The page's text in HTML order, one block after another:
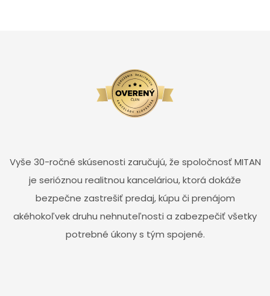
Vyše 30-ročné skúsenosti zaručujú, že spoločnosť MITAN
je serióznou realitnou kanceláriou, ktorá dokáže
bezpečne zastrešiť predaj, kúpu či prenájom
akéhokoľvek druhu nehnuteľnosti a zabezpečiť všetky
potrebné úkony s tým spojené.